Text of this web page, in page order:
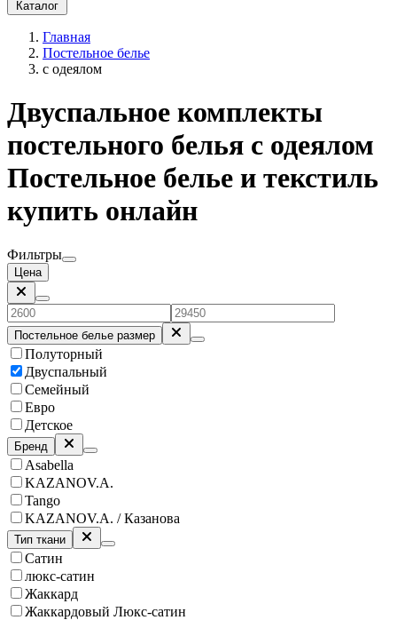
Каталог
Главная
Постельное белье
с одеялом
Двуспальное комплекты
постельного белья с одеялом
Постельное белье и текстиль
купить онлайн
Фильтры
Цена
Постельное белье размер
Полуторный
Двуспальный
Семейный
Евро
Детское
Бренд
Asabella
KAZANOV.A.
Tango
KAZANOV.A. / Казанова
Тип ткани
Сатин
люкс-сатин
Жаккард
Жаккардовый Люкс-сатин